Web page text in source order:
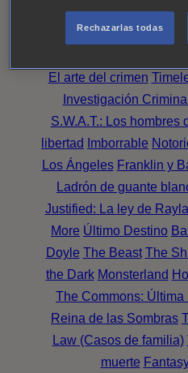
Noche Wild Bill Mentes
Absentia Harrow
El arte del crimen
Investigación Criminal
S.W.A.T.: Los hombres
libertad
Imborrable
Los Ángeles Franklin y
Ladrón de guante
Justified: La ley de
More Último Destino
Doyle The Beast The
the Dark Monsterland
The Commons: Última
Reina de las Sombras
Law (Casos de familia)
muerte
Rechazarlas todas